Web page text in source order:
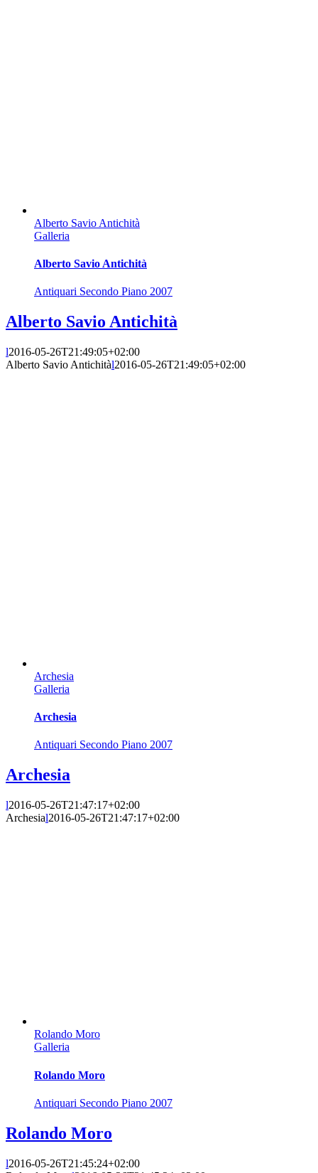
Alberto Savio Antichità
Galleria
Alberto Savio Antichità
Antiquari Secondo Piano 2007
Alberto Savio Antichità
l2016-05-26T21:49:05+02:00
Alberto Savio Antichitàl2016-05-26T21:49:05+02:00
Archesia
Galleria
Archesia
Antiquari Secondo Piano 2007
Archesia
l2016-05-26T21:47:17+02:00
Archesial2016-05-26T21:47:17+02:00
Rolando Moro
Galleria
Rolando Moro
Antiquari Secondo Piano 2007
Rolando Moro
l2016-05-26T21:45:24+02:00